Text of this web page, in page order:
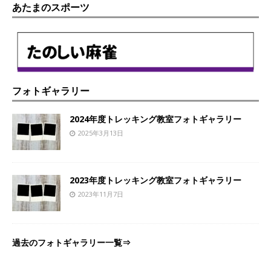
あたまのスポーツ
フォトギャラリー
2024年度トレッキング教室フォトギャラリー
2025年3月13日
2023年度トレッキング教室フォトギャラリー
2023年11月7日
過去のフォトギャラリー一覧⇒